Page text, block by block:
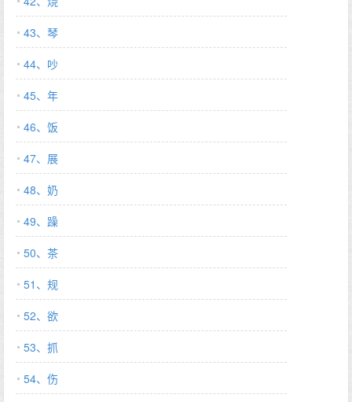
43、琴
44、吵
45、年
46、饭
47、展
48、奶
49、躁
50、茶
51、规
52、欲
53、抓
54、伤